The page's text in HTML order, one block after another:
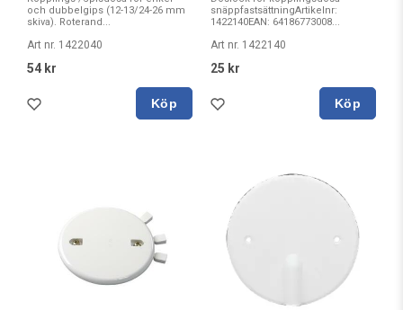
och dubbelgips (12-13/24-26 mm
skiva). Roterand...
Art nr. 1422040
54 kr
Köp
snäppfastsättningArtikelnr:
1422140EAN: 64186773008...
Art nr. 1422140
25 kr
Köp